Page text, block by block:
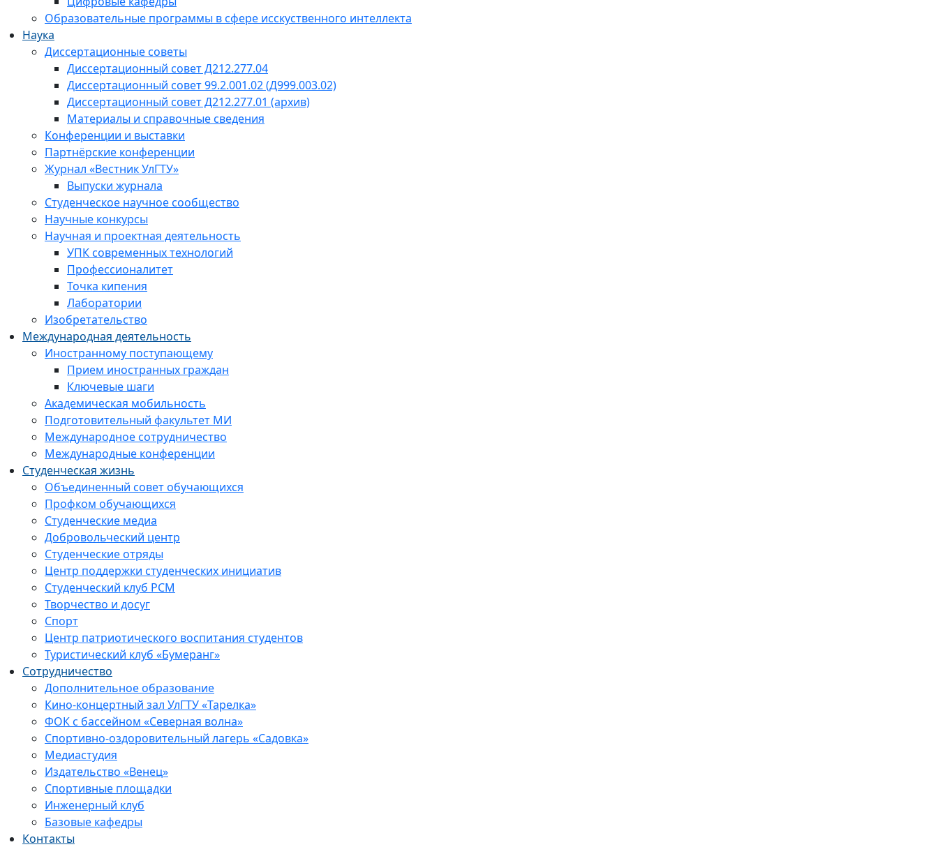
Образовательные программы в сфере исскуственного интеллекта
Наука
Диссертационные советы
Диссертационный совет Д212.277.04
Диссертационный совет 99.2.001.02 (Д999.003.02)
Диссертационный совет Д212.277.01 (архив)
Материалы и справочные сведения
Конференции и выставки
Партнёрские конференции
Журнал «Вестник УлГТУ»
Выпуски журнала
Студенческое научное сообщество
Научные конкурсы
Научная и проектная деятельность
УПК современных технологий
Профессионалитет
Точка кипения
Лаборатории
Изобретательство
Международная деятельность
Иностранному поступающему
Прием иностранных граждан
Ключевые шаги
Академическая мобильность
Подготовительный факультет МИ
Международное сотрудничество
Международные конференции
Студенческая жизнь
Объединенный совет обучающихся
Профком обучающихся
Студенческие медиа
Добровольческий центр
Студенческие отряды
Центр поддержки студенческих инициатив
Студенческий клуб РСМ
Творчество и досуг
Спорт
Центр патриотического воспитания студентов
Туристический клуб «Бумеранг»
Сотрудничество
Дополнительное образование
Кино-концертный зал УлГТУ «Тарелка»
ФОК с бассейном «Северная волна»
Спортивно-оздоровительный лагерь «Садовка»
Медиастудия
Издательство «Венец»
Спортивные площадки
Инженерный клуб
Базовые кафедры
Контакты